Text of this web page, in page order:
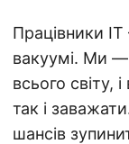
Працівники
вакуумі. Ми —
всього світу,
так і
шансів